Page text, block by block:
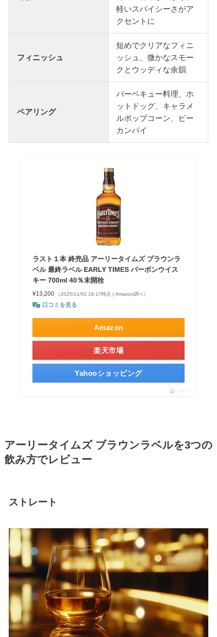
軽いスパイシーさがア
クセントに
フィニッシュ
短めでクリアなフィニ
ッシュ、微かなスモー
クとウッディな余韻
ペアリング
バーベキュー料理、ホ
ットドッグ、キャラメ
ルポップコーン、ピー
カンパイ
ラスト１本 終売品 アーリータイムズ ブラウンラ
ベル 最終ラベル EARLY TIMES バーボンウイス
キー 700ml 40％未開栓
¥13,200 （2025/11/01 18:17時点 | Amazon調べ）
口コミを見る
Amazon
楽天市場
Yahooショッピング
ポチップ
アーリータイムズ ブラウンラベルを3つの
飲み方でレビュー
ストレート